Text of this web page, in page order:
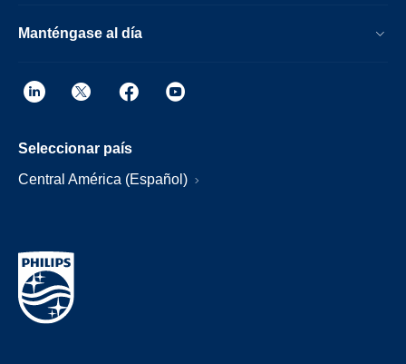
Manténgase al día
Seleccionar país
Central América (Español)